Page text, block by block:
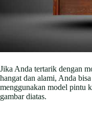
Jika Anda tertarik dengan
hangat dan alami, Anda
menggunakan model pintu
gambar diatas.